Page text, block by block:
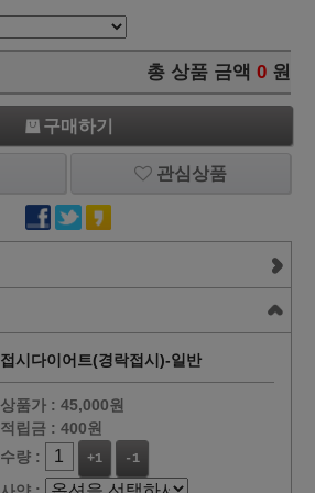
총 상품 금액 0 원
구매하기
관심상품
접시다이어트(경락접시)-일반
상품가 : 45,000원
적립금 : 400원
수량 :
+1 -1